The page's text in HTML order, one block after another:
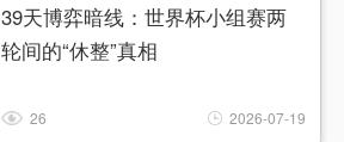
39天博弈暗线：世界杯小组赛两
轮间的“休整”真相
26 2026-07-19